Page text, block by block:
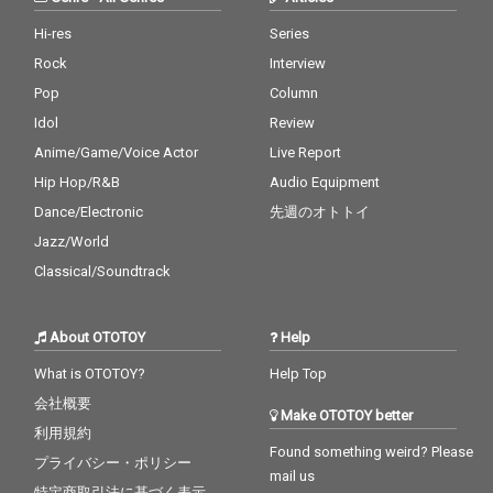
Hi-res
Rock
Pop
Idol
Anime/Game/Voice Actor
Hip Hop/R&B
Dance/Electronic
Jazz/World
Classical/Soundtrack
Series
Interview
Column
Review
Live Report
Audio Equipment
先週のオトトイ
About OTOTOY
What is OTOTOY?
会社概要
利用規約
プライバシー・ポリシー
Help
Help Top
Make OTOTOY better
Found something weird? Please
mail us